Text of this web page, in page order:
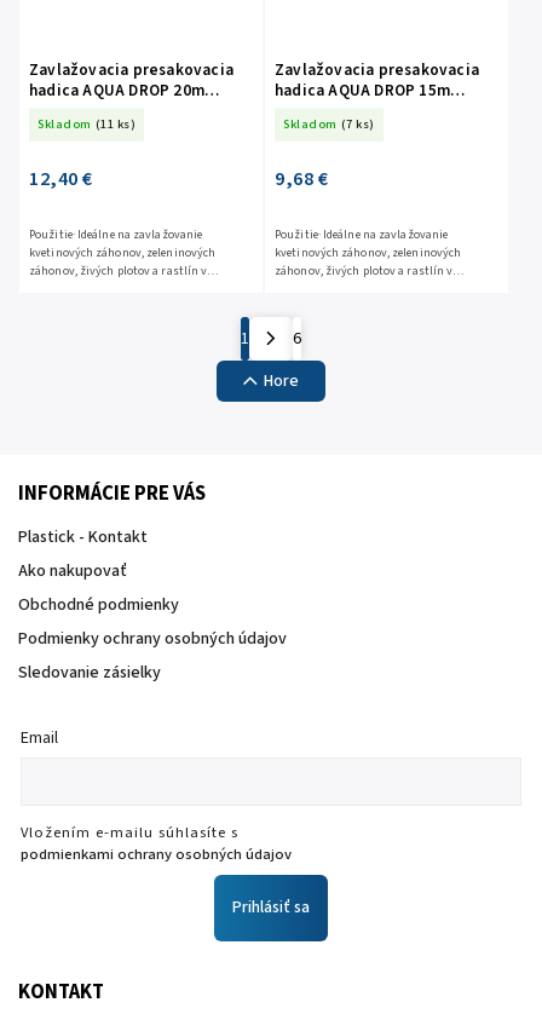
Zavlažovacia presakovacia
hadica AQUA DROP 20m
Skladom (11 ks)
12,40 €
Použitie· Ideálne na zavlažovanie
kvetinových záhonov, zeleninových
záhonov, živých plotov a rastlín v
Zavlažovacia presakovacia
hadica AQUA DROP 15m
Skladom (7 ks)
9,68 €
Použitie· Ideálne na zavlažovanie
kvetinových záhonov, zeleninových
záhonov, živých plotov a rastlín v
1
6
Hore
INFORMÁCIE PRE VÁS
Plastick - Kontakt
Ako nakupovať
Obchodné podmienky
Podmienky ochrany osobných údajov
Sledovanie zásielky
Email
Vložením e-mailu súhlasíte s
podmienkami ochrany osobných údajov
Prihlásiť sa
KONTAKT